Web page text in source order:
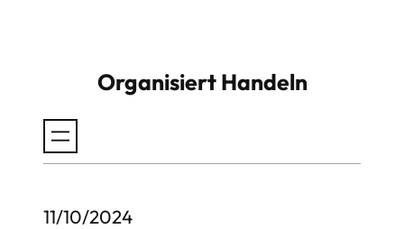
Organisiert Handeln
11/10/2024